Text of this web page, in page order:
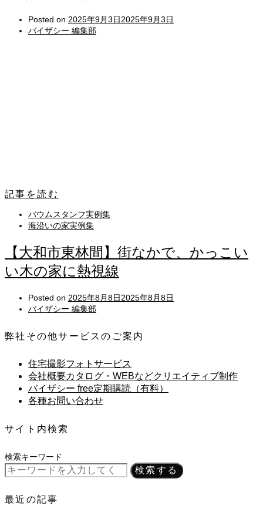
Posted on 2025年9月3日2025年9月3日
バイザシー 編集部
記事を読む
バウムスタンフ実例集
海沿いの家実例集
【大和市東林間】街なかで、かっこい
い木の家に熱視線
Posted on 2025年8月8日2025年8月8日
バイザシー 編集部
弊社その他サービスのご案内
住宅撮影フォトサービス
会社概要カタログ・WEBなどクリエイティブ制作
バイザシー free定期購読（有料）
各種お問い合わせ
サイト内検索
検索キーワード
検索する
最近の記事